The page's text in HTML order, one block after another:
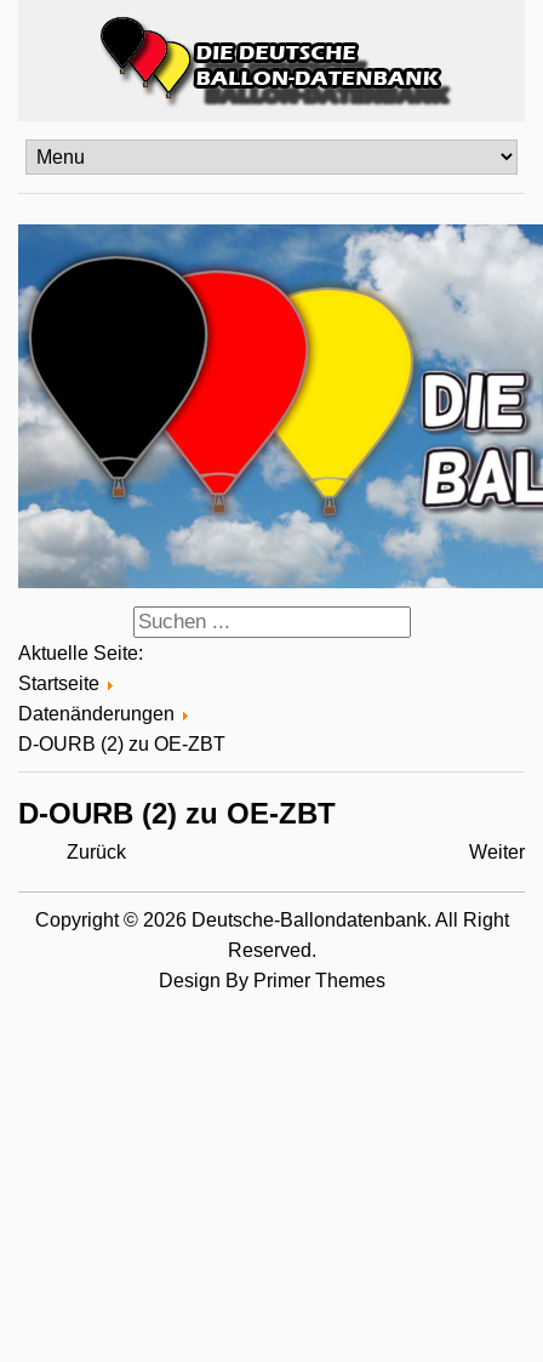
Aktuelle Seite:
Startseite
Datenänderungen
D-OURB (2) zu OE-ZBT
D-OURB (2) zu OE-ZBT
Zurück Weiter
Copyright © 2026 Deutsche-Ballondatenbank. All Right
Reserved.
Design By Primer Themes